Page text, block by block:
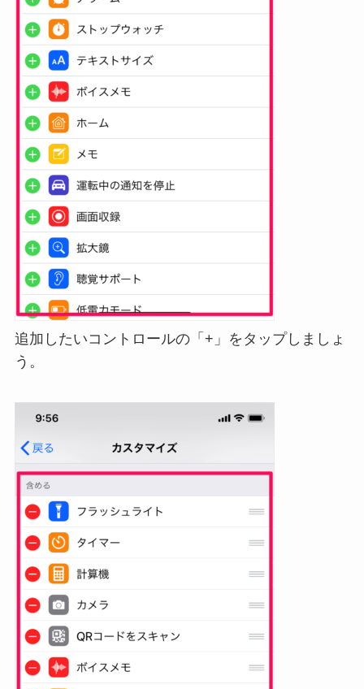
追加したいコントロールの「+」をタップしましょ
う。